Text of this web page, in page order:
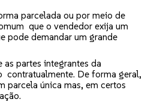
parcelada ou por meio de
que o vendedor exija um
pode demandar um grande
as partes integrantes da
contratualmente. De forma geral,
parcela única mas, em certos